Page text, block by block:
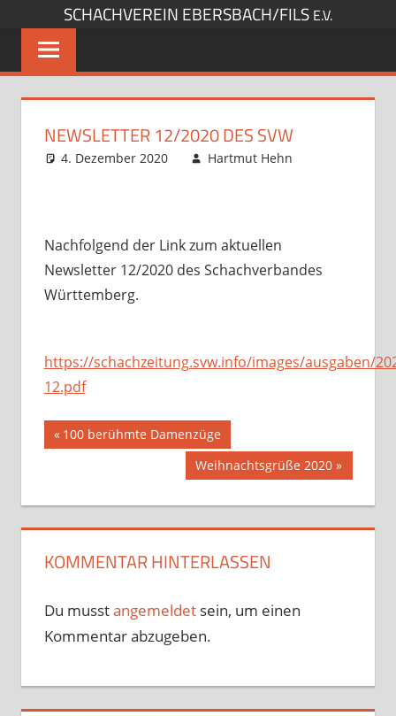
springen
SCHACHVEREIN EBERSBACH/FILS E.V.
NEWSLETTER 12/2020 DES SVW
4. Dezember 2020
Hartmut Hehn
Nachfolgend der Link zum aktuellen
Newsletter 12/2020 des Schachverbandes
Württemberg.
https://schachzeitung.svw.info/images/ausgaben/
12.pdf
Beitragsnavigation
Vorheriger
Beitrag:
100 berühmte Damenzüge
Nächster
Weihnachtsgrüße 2020
KOMMENTAR HINTERLASSEN
Du musstangemeldetsein, um einen
Kommentar abzugeben.